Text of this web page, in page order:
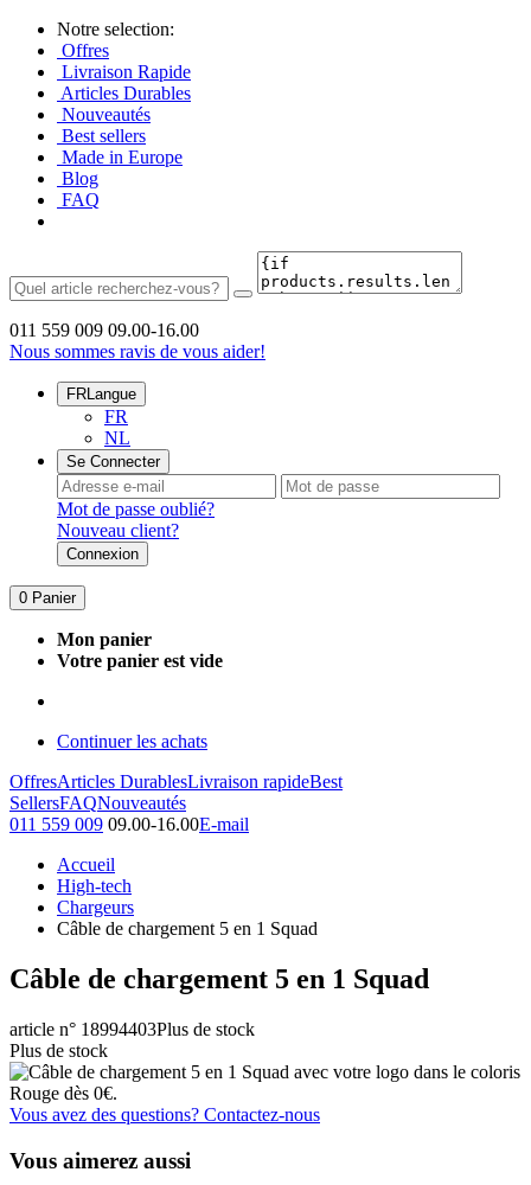
Notre selection:
Offres
Livraison Rapide
Articles Durables
Nouveautés
Best sellers
Made in Europe
Blog
FAQ
011 559 009 09.00-16.00
Nous sommes ravis de vous aider!
FRLangue
FR
NL
Se Connecter
Mot de passe oublié?
Nouveau client?
Connexion
0 Panier
Mon panier
Votre panier est vide
Continuer les achats
OffresArticles DurablesLivraison rapideBest
SellersFAQNouveautés
011 559 009 09.00-16.00E-mail
Accueil
High-tech
Chargeurs
Câble de chargement 5 en 1 Squad
Câble de chargement 5 en 1 Squad
article n° 18994403Plus de stock
Plus de stock
Vous avez des questions? Contactez-nous
Vous aimerez aussi